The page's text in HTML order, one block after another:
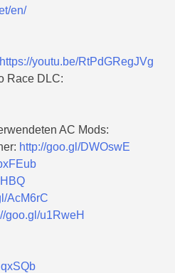
en/
https://youtu.be/RtPdGRegJVg
Race DLC:
AC Mods:
http://goo.gl/DWOswE
AcM6rC
goo.gl/u1RweH